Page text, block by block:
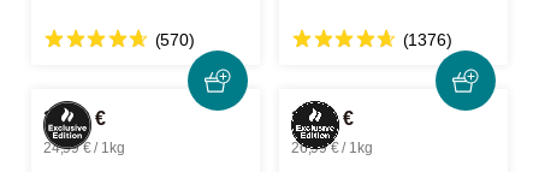
(570) (1376)
24,99 €
24,99 € / 1kg
26,99 €
26,99 € / 1kg